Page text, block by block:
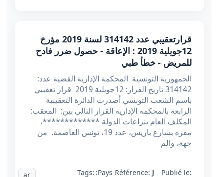
قرارتعقيبي عدد 314142 لسنة 2019 مؤرخ
12جويلية 2019 : الإعاقة - حصول ضرر فادح
للمريض - خطأ طبي
الجمهورية التونسية المحكمة الإدارية القضية عدد:
314142 تاريخ القرار: 12جويلية 2019 قرار تعقيبي
باسم الشعب التونسي أصدرت الدائرة التعقيبية
الرابعة بالمحكمة الإدارية القرار التالي بين: المعقب:
المكلف العام بنزاعات الدولة *************،
مقره بشارع باريس، عدد 19، تونس العاصمة. من
جهة، والم
Publié le:
Référence: J
Pays:
Tags:
ar